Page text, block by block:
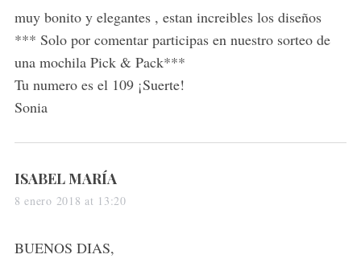
s
:
muy bonito y elegantes , estan increibles los diseños
*** Solo por comentar participas en nuestro sorteo de
una mochila Pick & Pack***
Tu numero es el 109 ¡Suerte!
Sonia
s
a
s
ISABEL MARÍA
8 enero 2018 at 13:20
BUENOS DIAS,